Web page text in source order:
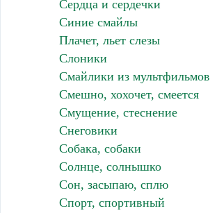
Сердца и сердечки
Синие смайлы
Плачет, льет слезы
Слоники
Смайлики из мультфильмов
Смешно, хохочет, смеется
Смущение, стеснение
Снеговики
Собака, собаки
Солнце, солнышко
Сон, засыпаю, сплю
Спорт, спортивный